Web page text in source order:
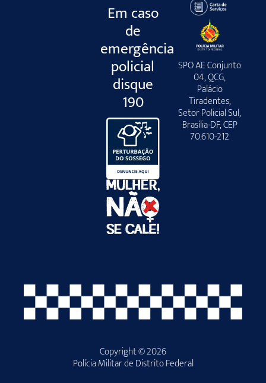
Em caso
de
emergência
policial
disque
190
SPO AE Conjunto
04, QCG,
Palácio
Tiradentes,
Setor Policial Sul,
Brasília-DF, CEP
70.610-212
Copyright © 2026
Polícia Militar de Distrito Federal